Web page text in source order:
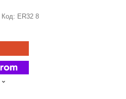
Код: ER32 8